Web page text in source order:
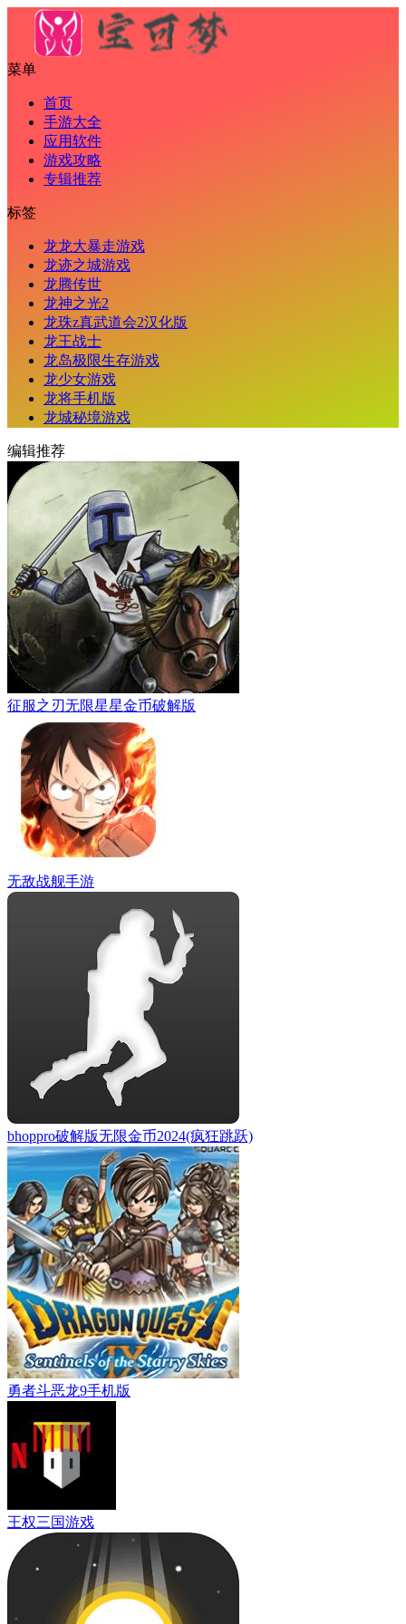
菜单
首页
手游大全
应用软件
游戏攻略
专辑推荐
标签
龙龙大暴走游戏
龙迹之城游戏
龙腾传世
龙神之光2
龙珠z真武道会2汉化版
龙王战士
龙岛极限生存游戏
龙少女游戏
龙将手机版
龙城秘境游戏
编辑推荐
征服之刃无限星星金币破解版
无敌战舰手游
bhoppro破解版无限金币2024(疯狂跳跃)
勇者斗恶龙9手机版
王权三国游戏